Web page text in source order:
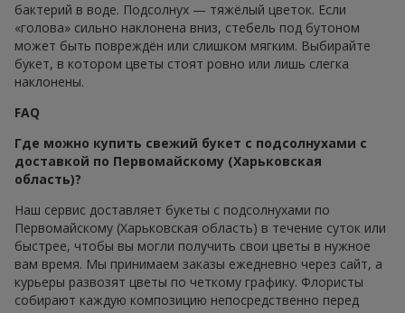
бактерий в воде. Подсолнух — тяжёлый цветок. Если
«голова» сильно наклонена вниз, стебель под бутоном
может быть повреждён или слишком мягким. Выбирайте
букет, в котором цветы стоят ровно или лишь слегка
наклонены.
FAQ
Где можно купить свежий букет с подсолнухами с
доставкой по Первомайскому (Харьковская
область)?
Наш сервис доставляет букеты с подсолнухами по
Первомайскому (Харьковская область) в течение суток или
быстрее, чтобы вы могли получить свои цветы в нужное
вам время. Мы принимаем заказы ежедневно через сайт, а
курьеры развозят цветы по четкому графику. Флористы
собирают каждую композицию непосредственно перед